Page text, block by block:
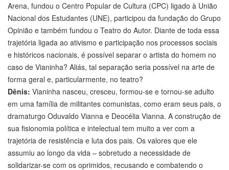
Arena, fundou o Centro Popular de Cultura (CPC) ligado à União
Nacional dos Estudantes (UNE), participou da fundação do Grupo
Opinião e também fundou o Teatro do Autor. Diante de toda essa
trajetória ligada ao ativismo e participação nos processos sociais
e históricos nacionais, é possível separar o artista do homem no
caso de Vianinha? Aliás, tal separação seria possível na arte de
forma geral e, particularmente, no teatro?
Dênis: Vianinha nasceu, cresceu, formou-se e tornou-se adulto
em uma família de militantes comunistas, como eram seus pais, o
dramaturgo Oduvaldo Vianna e Deocélia Vianna. A construção de
sua fisionomia política e intelectual tem muito a ver com a
trajetória de resistência e luta dos pais. Os valores que ele
assumiu ao longo da vida – sobretudo a necessidade de
solidarizar-se com os oprimidos, recusando e combatendo o